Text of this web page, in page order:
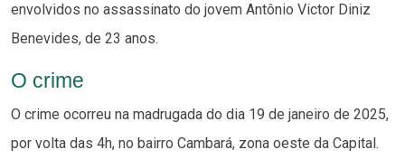
envolvidos no assassinato do jovem Antônio Victor Diniz
Benevides, de 23 anos.
O crime
O crime ocorreu na madrugada do dia 19 de janeiro de 2025,
por volta das 4h, no bairro Cambará, zona oeste da Capital.